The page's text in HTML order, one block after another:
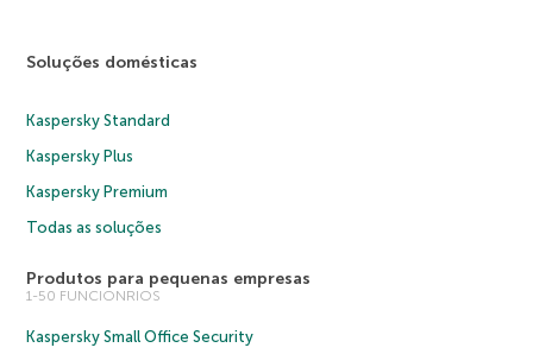
Soluções domésticas
Kaspersky Standard
Kaspersky Plus
Kaspersky Premium
Todas as soluções
Produtos para pequenas empresas
1-50 FUNCIONRIOS
Kaspersky Small Office Security